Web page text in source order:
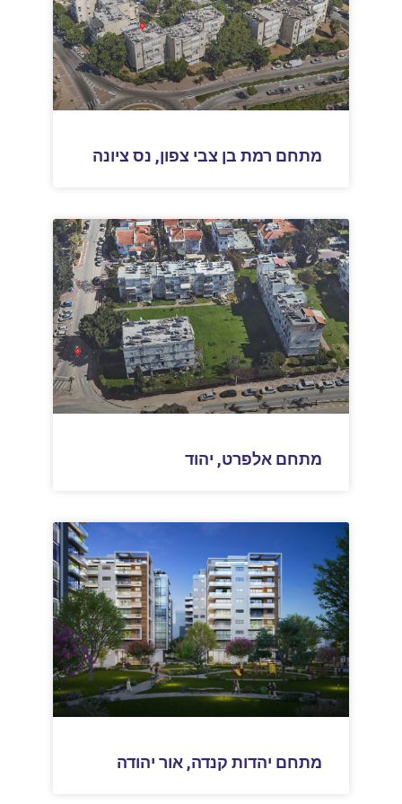
מתחם רמת בן צבי צפון, נס ציונה
מתחם אלפרט, יהוד
מתחם יהדות קנדה, אור יהודה